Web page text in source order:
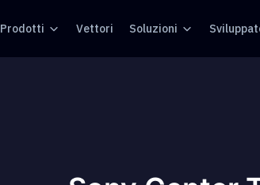
Prodotti Vettori Soluzioni